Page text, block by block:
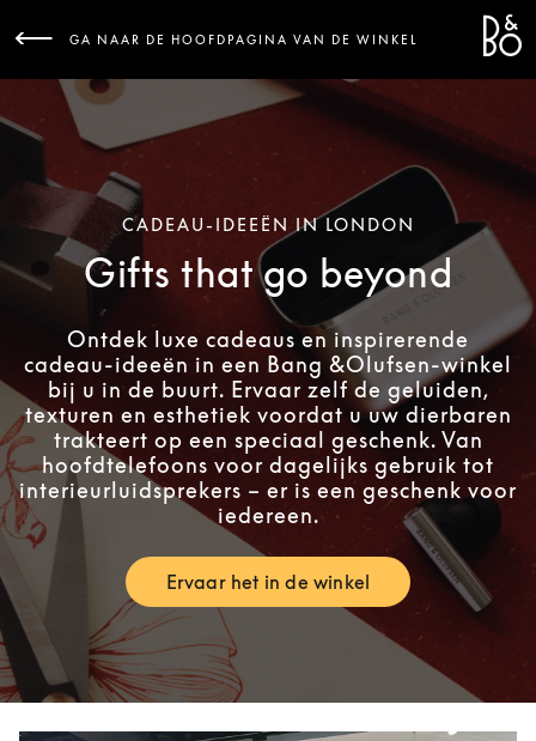
GA NAAR DE HOOFDPAGINA VAN DE WINKEL
CADEAU-IDEEËN IN LONDON
Gifts that go beyond
Ontdek luxe cadeaus en inspirerende
cadeau-ideeën in een Bang &Olufsen-winkel
bij u in de buurt. Ervaar zelf de geluiden,
texturen en esthetiek voordat u uw dierbaren
trakteert op een speciaal geschenk. Van
hoofdtelefoons voor dagelijks gebruik tot
interieurluidsprekers – er is een geschenk voor
iedereen.
Ervaar het in de winkelLink Opens in New Tab